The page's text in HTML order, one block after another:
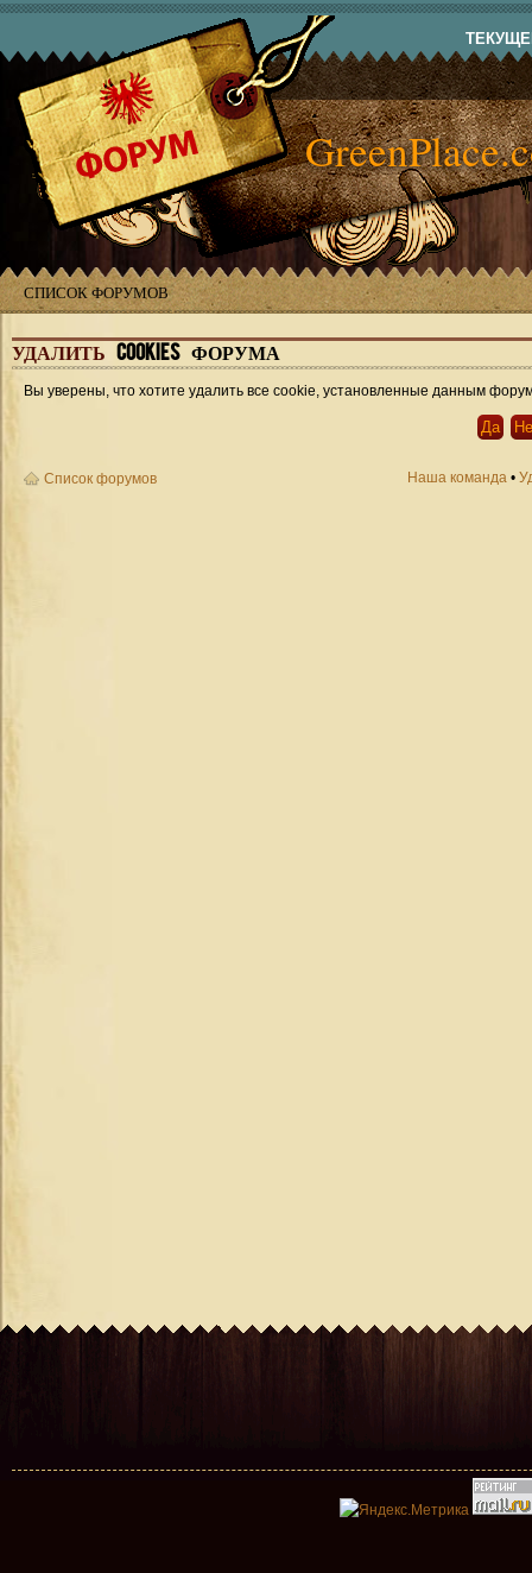
СПИСОК ФОРУМОВ
УДАЛИТЬ COOKIES ФОРУМА
Вы уверены, что хотите удалить все cookie, установленные данным
Список форумов Наша команда •